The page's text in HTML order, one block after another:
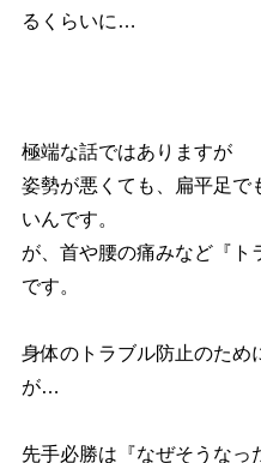
るくらいに…
極端な話ではありますが
姿勢が悪くても、扁平足で
いんです。
が、首や腰の痛みなど『ト
です。
身体のトラブル防止のため
が…
先手必勝は『なぜそうなっ